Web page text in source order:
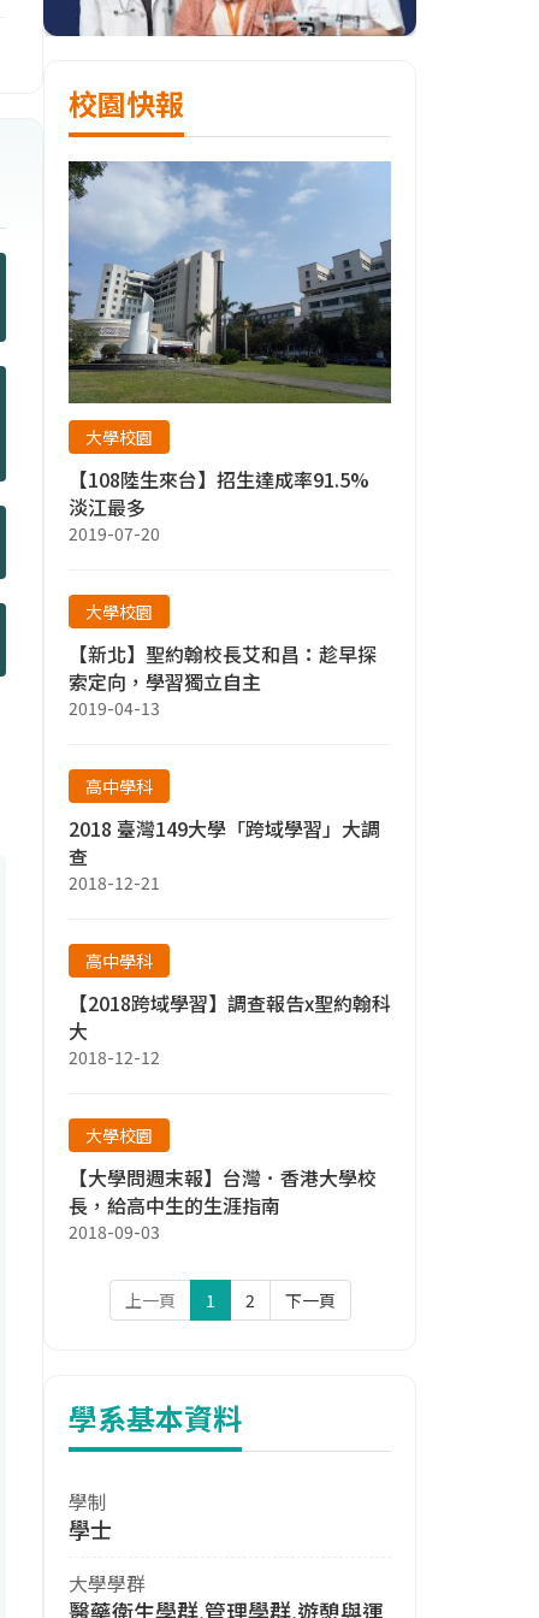
校園快報
大學校園
【108陸生來台】招生達成率91.5%
淡江最多
2019-07-20
大學校園
【新北】聖約翰校長艾和昌：趁早探
索定向，學習獨立自主
2019-04-13
高中學科
2018 臺灣149大學「跨域學習」大調
查
2018-12-21
高中學科
【2018跨域學習】調查報告x聖約翰科
大
2018-12-12
大學校園
【大學問週末報】台灣．香港大學校
長，給高中生的生涯指南
2018-09-03
上一頁 1 2 下一頁
學系基本資料
學制
學士
大學學群
醫藥衛生學群,管理學群,遊憩與運